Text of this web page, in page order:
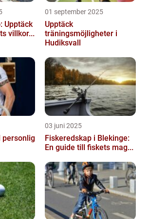
Upptäck
villkor...
01 september 2025
Upptäck
träningsmöjligheter i
Hudiksvall
personlig
03 juni 2025
Fiskeredskap i Blekinge:
En guide till fiskets mag...